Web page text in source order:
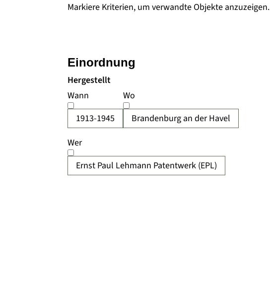
Markiere Kriterien, um verwandte Objekte anzuzeigen.
Hergestellt
Wann
1913-1945
Wo
Brandenburg an der Havel
Wer
Ernst Paul Lehmann Patentwerk (EPL)
Einordnung